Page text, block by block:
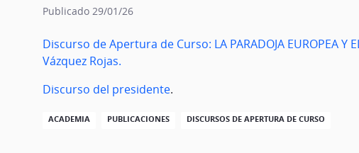
Publicado 29/01/26
Discurso de Apertura de Curso: LA PARADOJA EUROPEA Y
Vázquez Rojas.
Discurso del presidente.
ACADEMIA PUBLICACIONES DISCURSOS DE APERTURA DE CURSO